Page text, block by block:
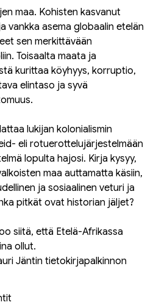
maa. Kohisten kasvanut
vankka asema globaalin etelän
sen merkittävään
Toisaalta maata ja
kurittaa köyhyys, korruptio,
elintaso ja syvä
lukijan kolonialismin
eli rotuerottelujärjestelmään
lopulta hajosi. Kirja kysyy,
maa auttamatta käsiin,
ja sosiaalinen veturi ja
pitkät ovat historian jäljet?
siitä, että Etelä-Afrikassa
ollut.
Jäntin tietokirjapalkinnon